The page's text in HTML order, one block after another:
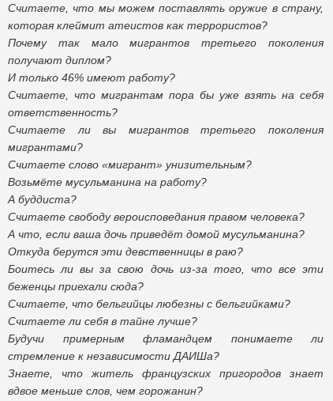
Считаете, что мы можем поставлять оружие в страну,
которая клеймит атеистов как террористов?
Почему так мало мигрантов третьего поколения
получают диплом?
И только 46% имеют работу?
Считаете, что мигрантам пора бы уже взять на себя
ответственность?
Считаете ли вы мигрантов третьего поколения
мигрантами?
Считаете слово «мигрант» унизительным?
Возьмёте мусульманина на работу?
А буддиста?
Считаете свободу вероисповедания правом человека?
А что, если ваша дочь приведёт домой мусульманина?
Откуда берутся эти девственницы в раю?
Боитесь ли вы за свою дочь из-за того, что все эти
беженцы приехали сюда?
Считаете, что бельгийцы любезны с бельгийками?
Считаете ли себя в тайне лучше?
Будучи примерным фламандцем понимаете ли
стремление к независимости ДАИШа?
Знаете, что житель французских пригородов знает
вдвое меньше слов, чем горожанин?